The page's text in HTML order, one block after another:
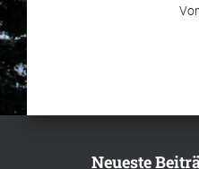
Neueste